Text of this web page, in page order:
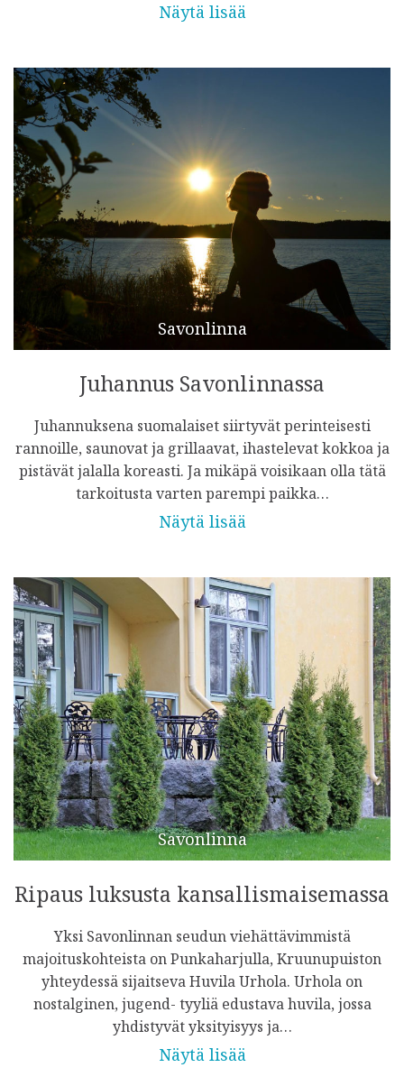
Näytä lisää
Savonlinna
Juhannus Savonlinnassa
Juhannuksena suomalaiset siirtyvät perinteisesti
rannoille, saunovat ja grillaavat, ihastelevat kokkoa ja
pistävät jalalla koreasti. Ja mikäpä voisikaan olla tätä
tarkoitusta varten parempi paikka…
Näytä lisää
Savonlinna
Ripaus luksusta kansallismaisemassa
Yksi Savonlinnan seudun viehättävimmistä
majoituskohteista on Punkaharjulla, Kruunupuiston
yhteydessä sijaitseva Huvila Urhola. Urhola on
nostalginen, jugend- tyyliä edustava huvila, jossa
yhdistyvät yksityisyys ja…
Näytä lisää